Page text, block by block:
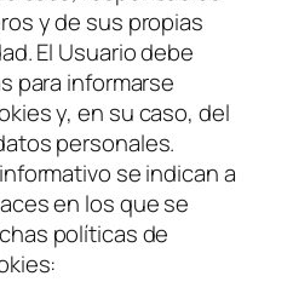
y de sus propias
El Usuario debe
para informarse
y, en su caso, del
personales.
se indican a
en los que se
políticas de